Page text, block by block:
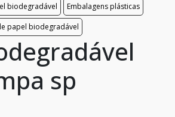
biodegradável
Embalagens plásticas
papel biodegradável
sp